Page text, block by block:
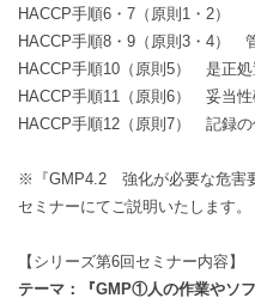
HACCP手順6・7（原則1・2）
HACCP手順8・9（原則3・4）
HACCP手順10（原則5） 是正
HACCP手順11（原則6） 妥当
HACCP手順12（原則7） 記録の
※『GMP4.2 強化が必要な危害
セミナーにてご説明いたします。
【シリーズ第6回セミナー内容】
テーマ：『GMP①人の作業やソ